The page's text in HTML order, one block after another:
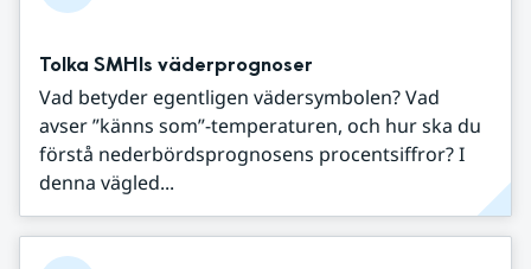
Tolka SMHIs väderprognoser
Vad betyder egentligen vädersymbolen? Vad
avser ”känns som”-temperaturen, och hur ska du
förstå nederbördsprognosens procentsiffror? I
denna vägled...